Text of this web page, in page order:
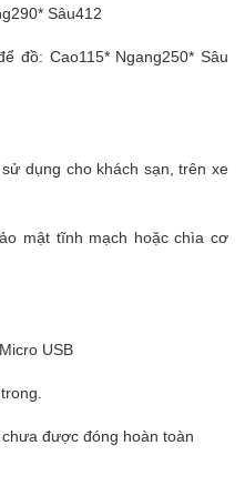
Sâu412
đồ: Cao115* Ngang250* Sâu
dụng cho khách sạn, trên xe
mật tĩnh mạch hoặc chìa cơ
USB
được đóng hoàn toàn